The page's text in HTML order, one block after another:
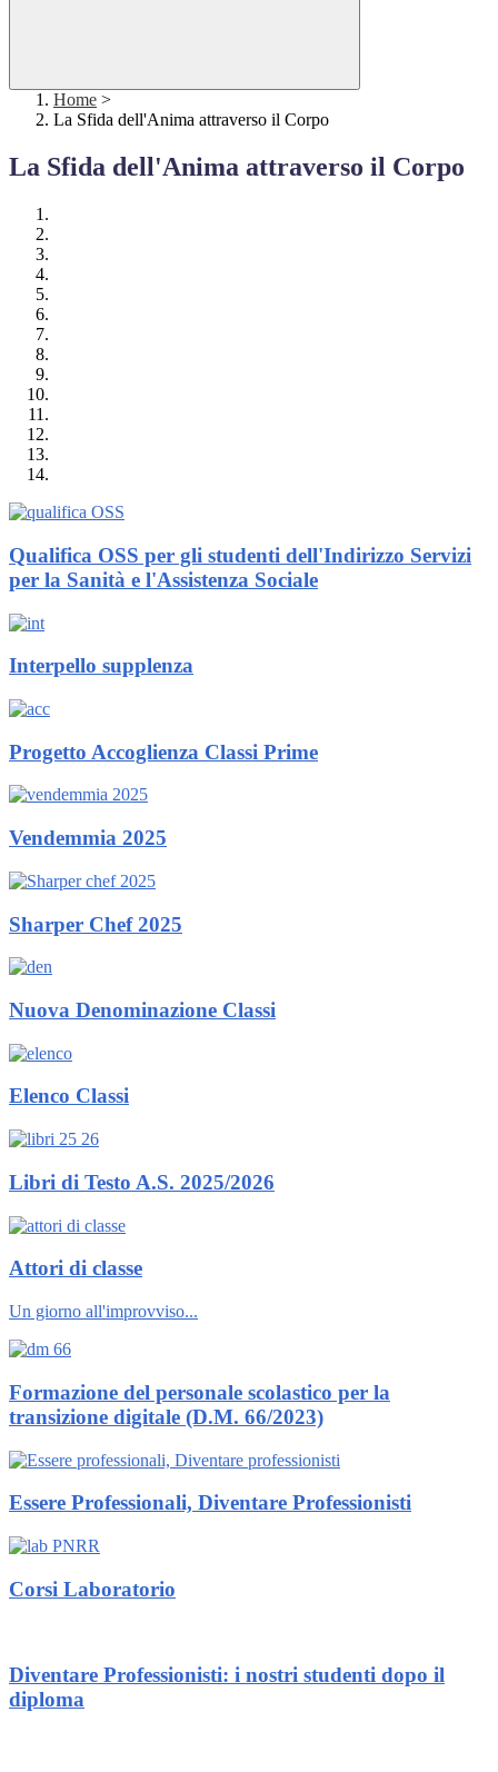
Home >
La Sfida dell'Anima attraverso il Corpo
La Sfida dell'Anima attraverso il Corpo
Qualifica OSS per gli studenti dell'Indirizzo Servizi
per la Sanità e l'Assistenza Sociale
Interpello supplenza
Progetto Accoglienza Classi Prime
Vendemmia 2025
Sharper Chef 2025
Nuova Denominazione Classi
Elenco Classi
Libri di Testo A.S. 2025/2026
Attori di classe
Un giorno all'improvviso...
Formazione del personale scolastico per la
transizione digitale (D.M. 66/2023)
Essere Professionali, Diventare Professionisti
Corsi Laboratorio
Diventare Professionisti: i nostri studenti dopo il
diploma